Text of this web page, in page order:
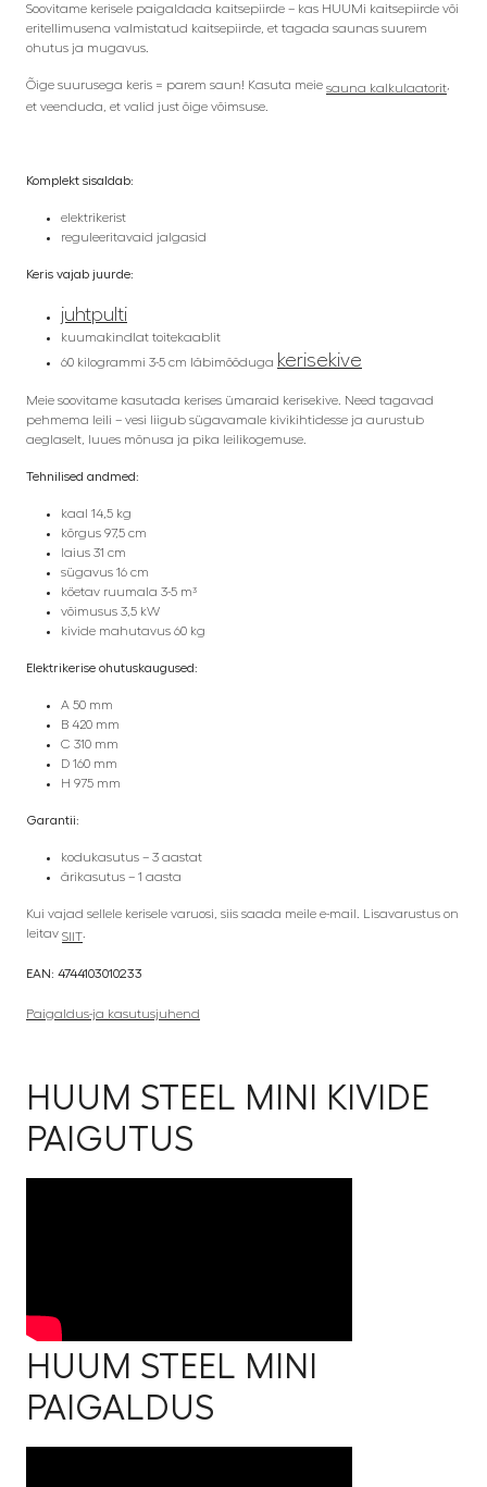
Soovitame kerisele paigaldada kaitsepiirde – kas HUUMi kaitsepiirde või
eritellimusena valmistatud kaitsepiirde, et tagada saunas suurem
ohutus ja mugavus.
Õige suurusega keris = parem saun! Kasuta meie sauna kalkulaatorit
et veenduda, et valid just õige võimsuse.
Komplekt sisaldab:
elektrikerist
reguleeritavaid jalgasid
Keris vajab juurde:
juhtpulti
kuumakindlat toitekaablit
60 kilogrammi 3-5 cm läbimõõduga kerisekive
Meie soovitame kasutada kerises ümaraid kerisekive. Need tagavad
pehmema leili – vesi liigub sügavamale kivikihtidesse ja aurustub
aeglaselt, luues mõnusa ja pika leilikogemuse.
Tehnilised andmed:
kaal 14,5 kg
kõrgus 97,5 cm
laius 31 cm
sügavus 16 cm
köetav ruumala 3-5 m³
võimusus 3,5 kW
kivide mahutavus 60 kg
Elektrikerise ohutuskaugused:
A 50 mm
B 420 mm
C 310 mm
D 160 mm
H 975 mm
Garantii:
kodukasutus – 3 aastat
ärikasutus – 1 aasta
Kui vajad sellele kerisele varuosi, siis saada meile e-mail. Lisavarustus on
leitav SIIT.
EAN: 4744103010233
Paigaldus-ja kasutusjuhend
HUUM STEEL MINI KIVIDE
PAIGUTUS
HUUM STEEL MINI
PAIGALDUS